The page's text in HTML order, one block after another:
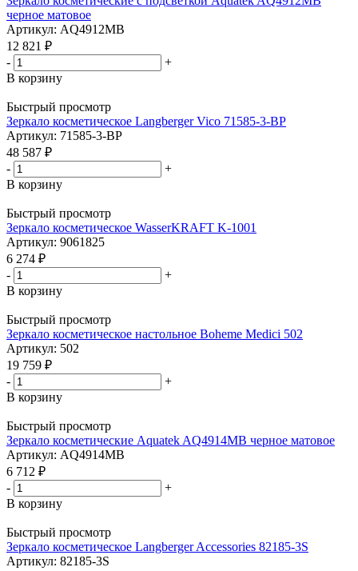
черное матовое
Артикул: AQ4912MB
12 821 ₽
-
+
В корзину
Быстрый просмотр
Зеркало косметическое Langberger Vico 71585-3-BP
Артикул: 71585-3-BP
48 587 ₽
-
+
В корзину
Быстрый просмотр
Зеркало косметическое WasserKRAFT K-1001
Артикул: 9061825
6 274 ₽
-
+
В корзину
Быстрый просмотр
Зеркало косметическое настольное Boheme Medici 502
Артикул: 502
19 759 ₽
-
+
В корзину
Быстрый просмотр
Зеркало косметические Aquatek AQ4914MB черное матовое
Артикул: AQ4914MB
6 712 ₽
-
+
В корзину
Быстрый просмотр
Зеркало косметическое Langberger Accessories 82185-3S
Артикул: 82185-3S